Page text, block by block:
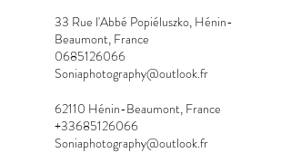
33 Rue l'Abbé Popiéluszko, Hénin-
Beaumont, France
0685126066
Soniaphotography@outlook.fr
62110 Hénin-Beaumont, France
+33685126066
Soniaphotography@outlook.fr